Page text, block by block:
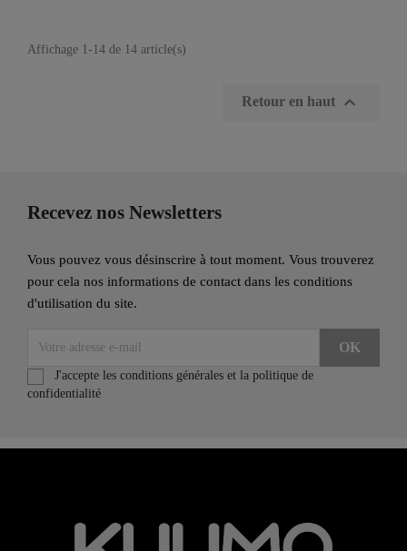
Affichage 1-14 de 14 article(s)
Retour en haut 
Recevez nos Newsletters
Vous pouvez vous désinscrire à tout moment. Vous trouverez
pour cela nos informations de contact dans les conditions
d'utilisation du site.
J'accepte les conditions générales et la politique de
confidentialité